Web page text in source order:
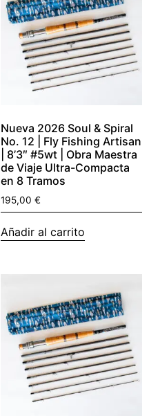
Nueva 2026 Soul & Spiral
No. 12 | Fly Fishing Artisan
| 8’3″ #5wt | Obra Maestra
de Viaje Ultra-Compacta
en 8 Tramos
195,00 €
Añadir al carrito